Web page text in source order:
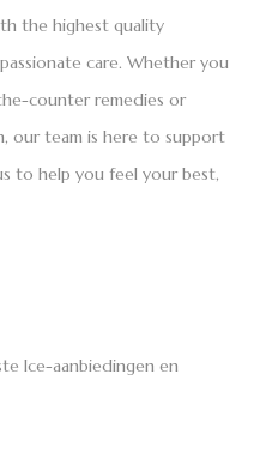
the highest quality
care. Whether you
counter remedies or
our team is here to support
to help you feel your best,
Ice-aanbiedingen en